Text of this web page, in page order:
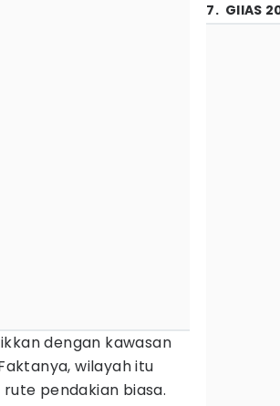
dengan kawasan
wilayah itu
pendakian biasa.
7. GIIAS